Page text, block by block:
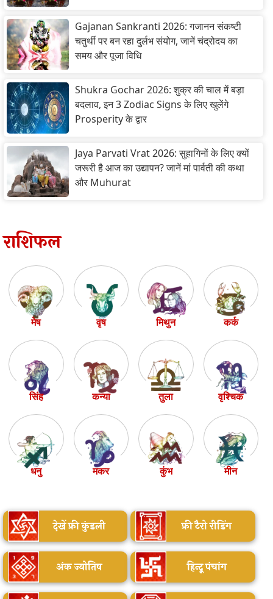
Gajanan Sankranti 2026: गजानन संकष्टी
चतुर्थी पर बन रहा दुर्लभ संयोग, जानें चंद्रोदय का
समय और पूजा विधि
Shukra Gochar 2026: शुक्र की चाल में बड़ा
बदलाव, इन 3 Zodiac Signs के लिए खुलेंगे
Prosperity के द्वार
Jaya Parvati Vrat 2026: सुहागिनों के लिए क्यों
जरूरी है आज का उद्यापन? जानें मां पार्वती की कथा
और Muhurat
राशिफल
मेष वृष मिथुन कर्क
सिंह कन्या तुला वृश्चिक
धनु मकर कुंभ मीन
देखें फ्री कुंडली फ्री टैरो रीडिंग
अंक ज्योतिष हिन्दू पंचांग